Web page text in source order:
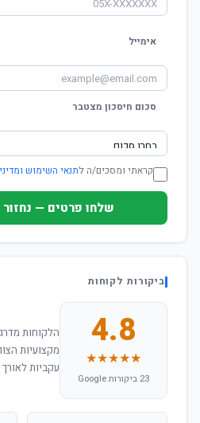
אימייל
סכום חיסכון מצטבר
קראתי ומסכים/ה לתנאי השימוש
שלחו פרטים — נחזור תוך 24
ביקורות לקוחות
4.8
★★★★★
23 ביקורות Google
הלקוחות
מקצועיות
עקביות